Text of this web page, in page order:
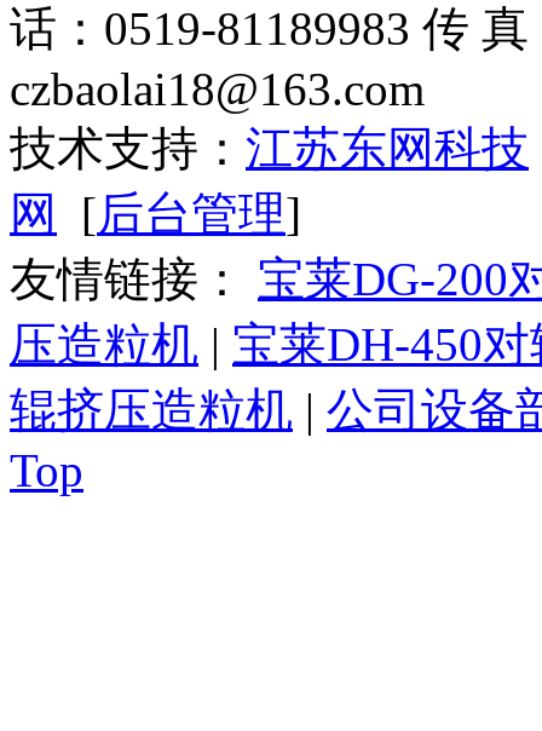
话：0519-81189983 传
czbaolai18@163.com
技术支持： 江苏东网科技
网
[后台管理]
友情链接： 宝莱DG-200
压造粒机 | 宝莱DH-450
辊挤压造粒机 | 公司设备
Top